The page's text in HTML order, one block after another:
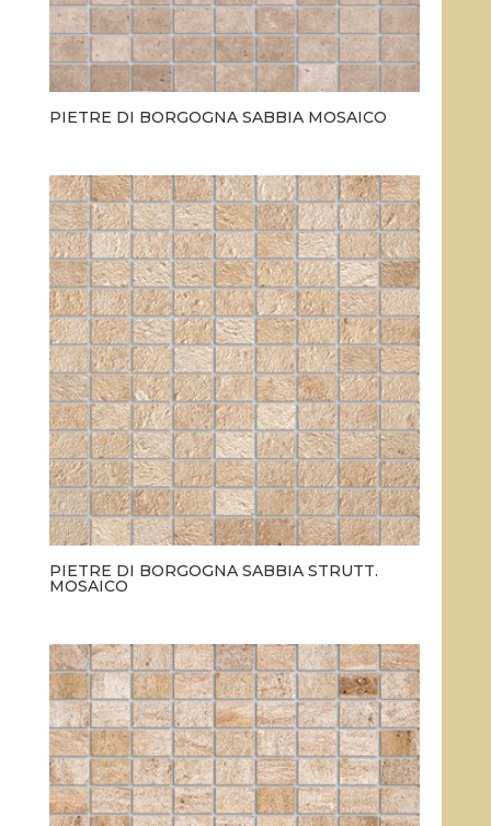
PIETRE DI BORGOGNA SABBIA MOSAICO
PIETRE DI BORGOGNA SABBIA STRUTT.
MOSAICO